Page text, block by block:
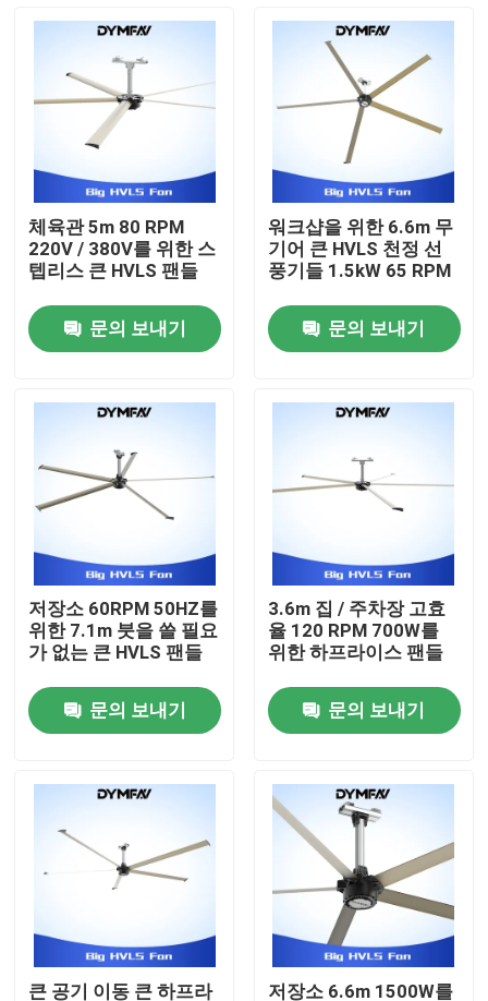
우리에 대하여
공장 여행
품질 관리
연락주세요
인용문을 요구하세요
큰 HVLS 팬들
상업적 HVLS 팬들
체육관 5m 80 RPM
220V / 380V를 위한 스
텝리스 큰 HVLS 팬들
문의 보내기
워크샵을 위한 6.6m 무
기어 큰 HVLS 천정 선
풍기들 1.5kW 65 RPM
문의 보내기
저장소 60RPM 50HZ를
위한 7.1m 붓을 쓸 필요
가 없는 큰 HVLS 팬들
문의 보내기
3.6m 집 / 주차장 고효
율 120 RPM 700W를
위한 하프라이스 팬들
문의 보내기
큰 공기 이동 큰 하프라 저장소 6.6m 1500W를